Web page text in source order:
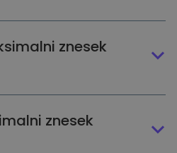
znesek
znesek